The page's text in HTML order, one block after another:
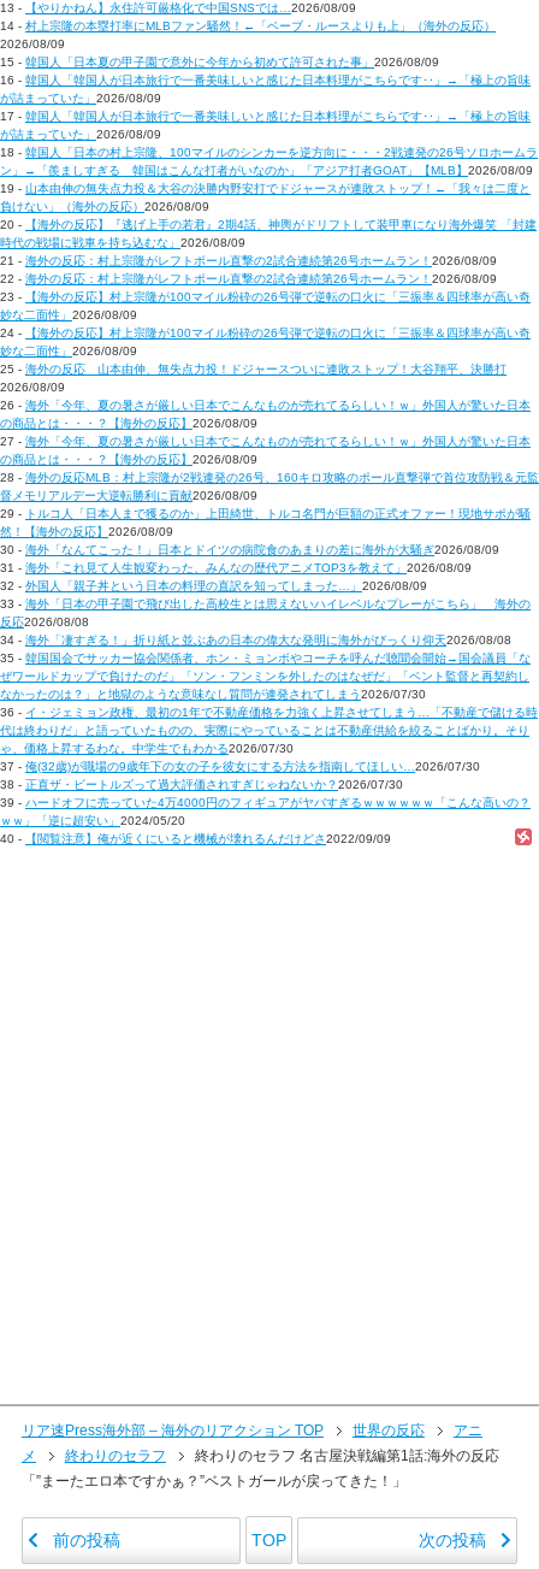
13 -
【やりかねん】永住許可厳格化で中国SNSでは…2026/08/09
14 - 村上宗隆の本塁打率にMLBファン騒然！←「ベーブ・ルースよりも上」（海外の反応）
2026/08/09
15 - 韓国人「日本夏の甲子園で意外に今年から初めて許可された事」 2026/08/09
16 - 韓国人「韓国人が日本旅行で一番美味しいと感じた日本料理がこちらです‥」→「極上の旨味
が詰まっていた」 2026/08/09
17 - 韓国人「韓国人が日本旅行で一番美味しいと感じた日本料理がこちらです‥」→「極上の旨味
が詰まっていた」 2026/08/09
18 - 韓国人「日本の村上宗隆、100マイルのシンカーを逆方向に・・・2戦連発の26号ソロホームラ
ン」→「羨ましすぎる 韓国はこんな打者がいなのか」「アジア打者GOAT」【MLB】 2026/08/09
19 - 山本由伸の無失点力投＆大谷の決勝内野安打でドジャースが連敗ストップ！←「我々は二度と
負けない」（海外の反応） 2026/08/09
20 -
【海外の反応】『逃げ上手の若君』2期4話、神輿がドリフトして装甲車になり海外爆笑 「封建
時代の戦場に戦車を持ち込むな」 2026/08/09
21 - 海外の反応：村上宗隆がレフトポール直撃の2試合連続第26号ホームラン！ 2026/08/09
22 - 海外の反応：村上宗隆がレフトポール直撃の2試合連続第26号ホームラン！ 2026/08/09
23 -
【海外の反応】村上宗隆が100マイル粉砕の26号弾で逆転の口火に「三振率＆四球率が高い奇
妙な二面性」 2026/08/09
24 -
【海外の反応】村上宗隆が100マイル粉砕の26号弾で逆転の口火に「三振率＆四球率が高い奇
妙な二面性」 2026/08/09
25 - 海外の反応 山本由伸、無失点力投！ドジャースついに連敗ストップ！大谷翔平、決勝打
2026/08/09
26 - 海外「今年、夏の暑さが厳しい日本でこんなものが売れてるらしい！ｗ」外国人が驚いた日本
の商品とは・・・？【海外の反応】 2026/08/09
27 - 海外「今年、夏の暑さが厳しい日本でこんなものが売れてるらしい！ｗ」外国人が驚いた日本
の商品とは・・・？【海外の反応】 2026/08/09
28 - 海外の反応MLB：村上宗隆が2戦連発の26号、160キロ攻略のポール直撃弾で首位攻防戦＆元監
督メモリアルデー大逆転勝利に貢献2026/08/09
29 - トルコ人「日本人まで獲るのか」上田綺世、トルコ名門が巨額の正式オファー！現地サポが騒
然！【海外の反応】 2026/08/09
30 - 海外「なんてこった！」日本とドイツの病院食のあまりの差に海外が大騒ぎ2026/08/09
31 - 海外「これ見て人生観変わった、みんなの歴代アニメTOP3を教えて」 2026/08/09
32 - 外国人「親子丼という日本の料理の直訳を知ってしまった…」 2026/08/09
33 - 海外「日本の甲子園で飛び出した高校生とは思えないハイレベルなプレーがこちら」 海外の
反応2026/08/08
34 - 海外「凄すぎる！」折り紙と並ぶあの日本の偉大な発明に海外がびっくり仰天2026/08/08
35 - 韓国国会でサッカー協会関係者、ホン・ミョンボやコーチを呼んだ聴聞会開始→国会議員「な
ぜワールドカップで負けたのだ」「ソン・フンミンを外したのはなぜだ」「ベント監督と再契約し
なかったのは？」と地獄のような意味なし質問が連発されてしまう2026/07/30
36 - イ・ジェミョン政権、最初の1年で不動産価格を力強く上昇させてしまう…「不動産で儲ける時
代は終わりだ」と語っていたものの、実際にやっていることは不動産供給を絞ることばかり。そり
ゃ、価格上昇するわな。中学生でもわかる2026/07/30
37 - 俺(32歳)が職場の9歳年下の女の子を彼女にする方法を指南してほしい…2026/07/30
38 - 正直ザ・ビートルズって過大評価されすぎじゃねないか？2026/07/30
39 - ハードオフに売っていた4万4000円のフィギュアがヤバすぎるｗｗｗｗｗｗ「こんな高いの？
ｗｗ」「逆に超安い」 2024/05/20
40 -
【閲覧注意】俺が近くにいると機械が壊れるんだけどさ2022/09/09
リア速Press海外部 – 海外のリアクション TOP 世界の反応
アニ
メ
終わりのセラフ
終わりのセラフ 名古屋決戦編第1話:海外の反応
「”まーたエロ本ですかぁ？”ベストガールが戻ってきた！」
前の投稿 TOP 次の投稿